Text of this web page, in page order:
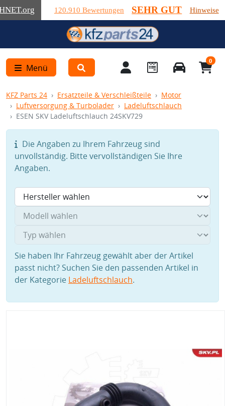
.org 120.910 Bewertungen SEHR GUT Hinweise
Menü
0
KFZ Parts 24 Ersatzteile & Verschleißteile
Motor
Luftversorgung & Turbolader
Ladeluftschlauch
ESEN SKV Ladeluftschlauch 24SKV729
Die Angaben zu Ihrem Fahrzeug sind
unvollständig. Bitte vervollständigen Sie Ihre
Angaben.
Sie haben Ihr Fahrzeug gewählt aber der Artikel
passt nicht? Suchen Sie den passenden Artikel in
der Kategorie Ladeluftschlauch.